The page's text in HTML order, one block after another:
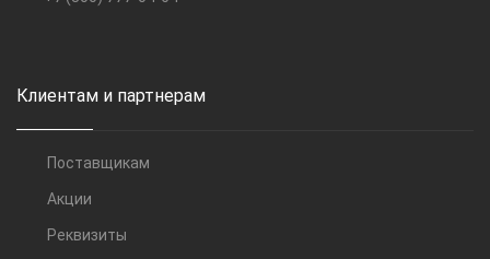
Клиентам и партнерам
Поставщикам
Акции
Реквизиты